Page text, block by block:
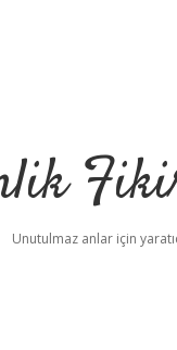
Unutulmaz anlar için